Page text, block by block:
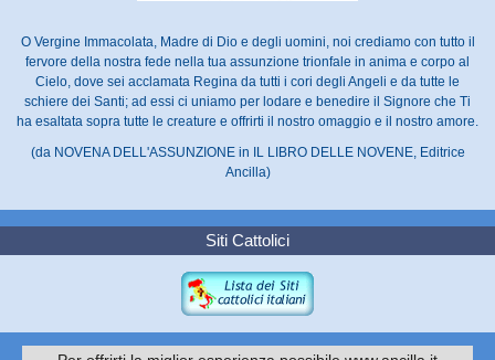
O Vergine Immacolata, Madre di Dio e degli uomini, noi crediamo con tutto il
fervore della nostra fede nella tua assunzione trionfale in anima e corpo al
Cielo, dove sei acclamata Regina da tutti i cori degli Angeli e da tutte le
schiere dei Santi; ad essi ci uniamo per lodare e benedire il Signore che Ti
ha esaltata sopra tutte le creature e offrirti il nostro omaggio e il nostro amore.
(da NOVENA DELL'ASSUNZIONE in IL LIBRO DELLE NOVENE, Editrice
Ancilla)
Siti Cattolici